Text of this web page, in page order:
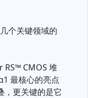
个关键领域的
RS™ CMOS 堆
最核心的亮点
，更关键的是它